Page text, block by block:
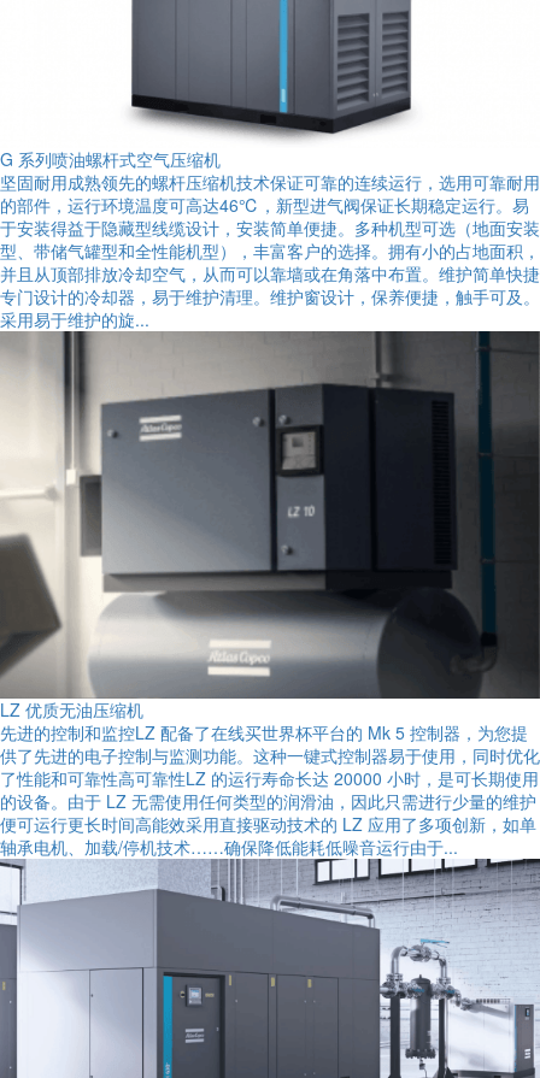
G 系列喷油螺杆式空气压缩机
坚固耐用成熟领先的螺杆压缩机技术保证可靠的连续运行，选用可靠耐用
的部件，运行环境温度可高达46℃，新型进气阀保证长期稳定运行。易
于安装得益于隐藏型线缆设计，安装简单便捷。多种机型可选（地面安装
型、带储气罐型和全性能机型），丰富客户的选择。拥有小的占地面积，
并且从顶部排放冷却空气，从而可以靠墙或在角落中布置。维护简单快捷
专门设计的冷却器，易于维护清理。维护窗设计，保养便捷，触手可及。
采用易于维护的旋...
LZ 优质无油压缩机
先进的控制和监控LZ 配备了在线买世界杯平台的 Mk 5 控制器，为您提
供了先进的电子控制与监测功能。这种一键式控制器易于使用，同时优化
了性能和可靠性高可靠性LZ 的运行寿命长达 20000 小时，是可长期使用
的设备。由于 LZ 无需使用任何类型的润滑油，因此只需进行少量的维护
便可运行更长时间高能效采用直接驱动技术的 LZ 应用了多项创新，如单
轴承电机、加载/停机技术……确保降低能耗低噪音运行由于...